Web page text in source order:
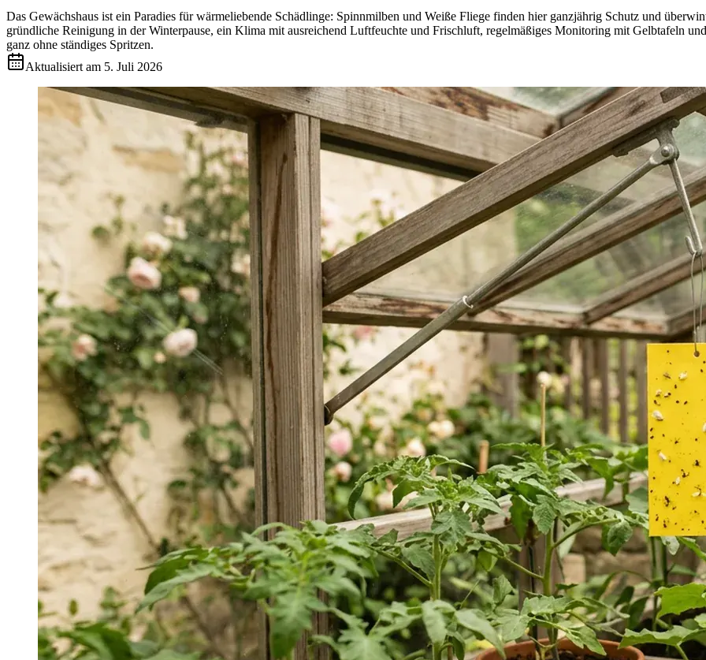
Das Gewächshaus ist ein Paradies für wärmeliebende Schädlinge: Spinnmilben und Weiße Fliege finden hier ganzjährig Schutz und
gründliche Reinigung in der Winterpause, ein Klima mit ausreichend Luftfeuchte und Frischluft, regelmäßiges Monitoring mit Gelbtafeln
ganz ohne ständiges Spritzen.
Aktualisiert am 5. Juli 2026